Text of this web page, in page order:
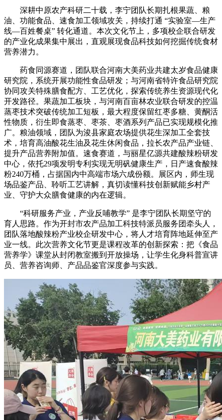
深耕中原农产科研二十载，李宁团队长期扎根果蔬、粮
油、功能食品、速食加工领域攻关，持续打通 “实验室—生产
线—百姓餐桌” 转化通道。本次文化节上，多项校企联合研发
的产业化成果集中展出，直观展现食品科技如何挖掘传统食材
营养潜力。
药食同源赛道，团队联合河南大美药业共建太岁食品健康
研究院，系统开展功能性食品研发；与河南省特许食品研究院
协同攻关特殊膳食配方、工艺优化，探索传统养生资源现代化
开发路径。果蔬加工板块，与河南百亩林农业联合研发的控温
蒸枣技术突破传统加工短板，最大程度保留红枣多糖、黄酮活
性物质，衍生即食蒸枣、枣茶、枣酒系列产品已实现规模化推
广。粮油领域，团队为浚县家庭农场提供花生深加工全套技
术，培育高油酸花生油及花生休闲食品，拉长农产品产业链、
提升产品营养附加值。速食赛道，与丽星亿源共建酸辣粉研发
中心，依托29项发明专利实现无明矾健康生产，日产速食酸辣
粉240万桶，占据国内中高端市场六成份额。展区内，师生现
场品鉴产品、聆听工艺讲解，真切读懂科技创新赋能乡村产
业、守护大众膳食健康的内在逻辑。
“科研服务产业，产业反哺教学” 是李宁团队长期坚守的
育人思路。作为开封市农产品加工科技特派员服务团牵头人，
团队落地酸辣粉产业校企研发中心，将人才培育阵地延伸至产
业一线。此次营养文化节更是课程改革的创新探索：把《食品
营养学》课堂从封闭教室搬到开放操场，让学生化身科普宣讲
员、营养咨询师、产品品鉴官深度参与实践。